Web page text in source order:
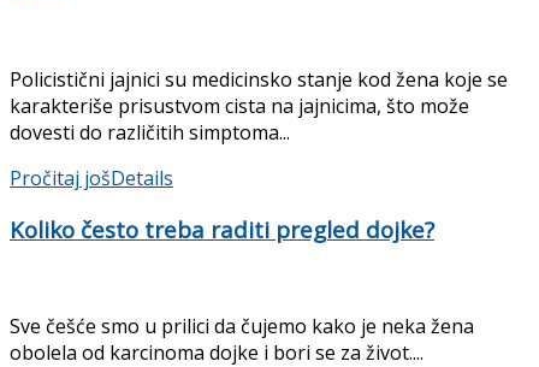
Policistični jajnici su medicinsko stanje kod žena koje se
karakteriše prisustvom cista na jajnicima, što može
dovesti do različitih simptoma...
Pročitaj jošDetails
Koliko često treba raditi pregled dojke?
Sve češće smo u prilici da čujemo kako je neka žena
obolela od karcinoma dojke i bori se za život....